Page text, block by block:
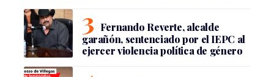
Fernando Reverte, alcalde
garañón, sentenciado por el IEPC al
ejercer violencia política de género